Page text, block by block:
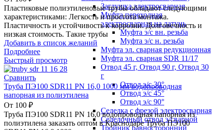
Заглушка электросварная
Муфта переходная
электросварная на латунь
Муфта э/с вн. резьба
Муфта э/с н. резьба
Муфта эл. cварная редукционная
Муфта эл. сварная SDR 11/17
Отвод 45 г, Отвод 90 г, Отвод 30
г
Отвод э/с 30°
Отвод э/с 45°
Отвод э/с 90°
Седелка с фрезой электросварная
Седелочный отвод э/сварной
Тройник равносторонний
Пластиковые полиэтиленовые трубы обладают следующими
характеристиками: Легкость и простота монтажа.
Пластичность и устойчивость к коррозии. Долговечность и
низкая стоимость. Такие трубы
Добавить в список желаний
Подробнее
Быстрый просмотр
Сравнить
Труба ПЭ100 SDR11 PN 16,0 1000 мм водопроводная
напорная из полиэтилена
От 100 ₽
Труба ПЭ100 SDR11 PN 16,0 водопроводная напорная из
полиэтилена заказать оптом в Краснодаре Труба ПЭ100